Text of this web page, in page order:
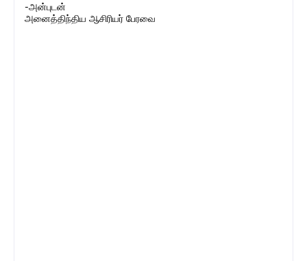
-அன்புடன்
அனைத்திந்திய ஆசிரியர் பேரவை